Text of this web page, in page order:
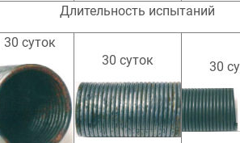
Длительность испытаний
30 суток
30 суток
30